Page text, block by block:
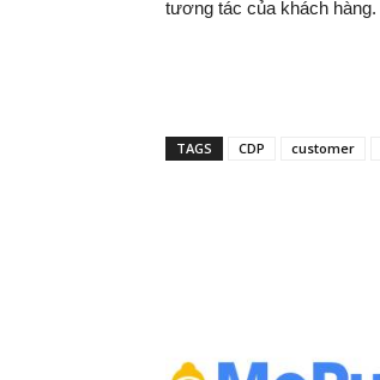
tương tác của khách hàng.
TAGS CDP customer